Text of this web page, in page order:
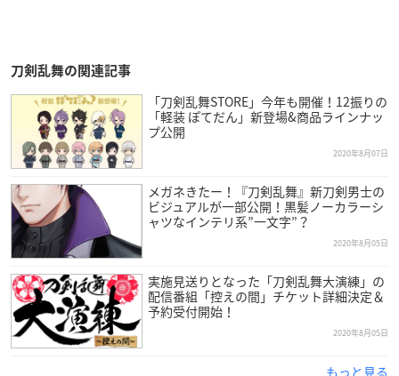
刀剣乱舞の関連記事
「刀剣乱舞STORE」今年も開催！12振りの
「軽装 ぽてだん」新登場&商品ラインナッ
プ公開
2020年8月07日
メガネきたー！『刀剣乱舞』新刀剣男士の
ビジュアルが一部公開！黒髪ノーカラーシ
ャツなインテリ系”一文字”？
2020年8月05日
実施見送りとなった「刀剣乱舞大演練」の
配信番組「控えの間」チケット詳細決定＆
予約受付開始！
2020年8月05日
もっと見る